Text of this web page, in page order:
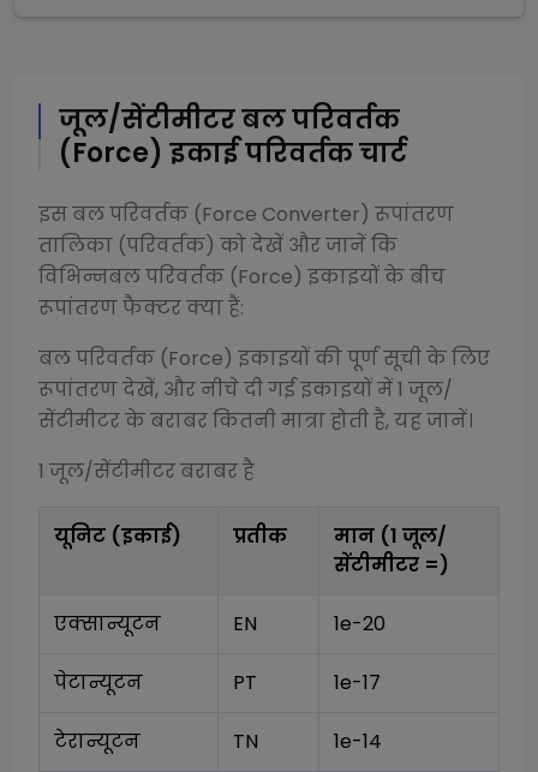
जूल/सेंटीमीटरबल परिवर्तक
(Force) इकाई परिवर्तक चार्ट
इसबल परिवर्तक (Force Converter) रूपांतरण
तालिका (परिवर्तक) को देखें और जानें कि
विभिन्नबल परिवर्तक (Force) इकाइयों के बीच
रूपांतरण फैक्टर क्या हैं:
बल परिवर्तक (Force) इकाइयों की पूर्ण सूची के लिए
रूपांतरण देखें, और नीचे दी गई इकाइयों में 1 जूल/
सेंटीमीटरके बराबर कितनी मात्रा होती है, यह जानें।
1 जूल/सेंटीमीटरबराबर है
यूनिट (इकाई) प्रतीक मान (1 जूल/
सेंटीमीटर =)
एक्सान्यूटन EN 1e-20
पेटान्यूटन PT 1e-17
टेरान्यूटन TN 1e-14